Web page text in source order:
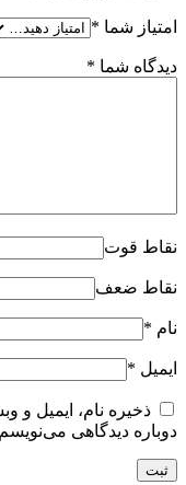
امتیاز شما *
دیدگاه شما *
نقاط قوت
نقاط ضعف
نام *
ایمیل *
ذخیره نام، ایمیل و
دوباره دیدگاهی